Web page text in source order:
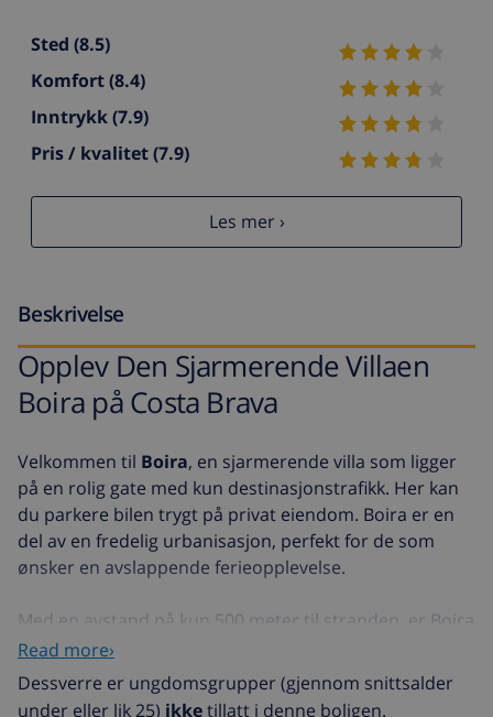
Sted (8.5)
Komfort(8.4)
Inntrykk(7.9)
Pris / kvalitet(7.9)
Les mer ›
Beskrivelse
Opplev Den Sjarmerende Villaen
Boira på Costa Brava
Velkommen til Boira, en sjarmerende villa som ligger
på en rolig gate med kun destinasjonstrafikk. Her kan
du parkere bilen trygt på privat eiendom. Boira er en
del av en fredelig urbanisasjon, perfekt for de som
ønsker en avslappende ferieopplevelse.
Med en avstand på kun 500 meter til stranden, er Boira
ideelt plassert for strandelskere. Villaen ligger på
gateplan, med inngangen på første etasje som nås via
en kort trapp. Dette er en fullt frittstående villa med et
Read more›
Dessverre er ungdomsgrupper (gjennom snittsalder
under eller lik 25) ikketillatt i denne boligen.